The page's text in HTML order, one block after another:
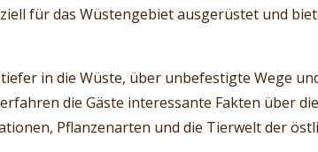
für das Wüstengebiet ausgerüstet und
in die Wüste, über unbefestigte Wege
die Gäste interessante Fakten über
Pflanzenarten und die Tierwelt der